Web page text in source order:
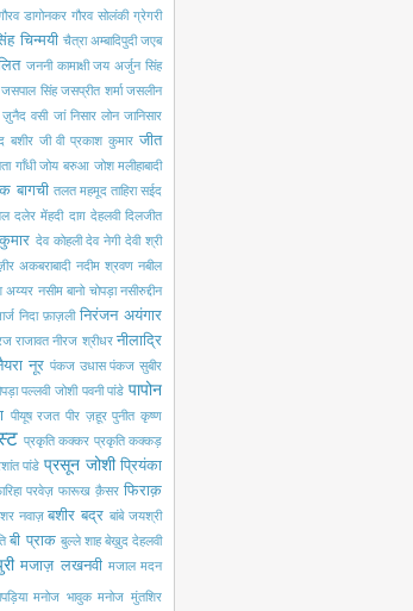
डागोनकर गौरव सोलंकी ग्रेगरी
चिन्मयी चैत्रा अम्बादिपुदी जएब
जननी कामाक्षी जय अर्जुन सिंह
जसपाल सिंह जसप्रीत शर्मा जसलीन
ज़ुनैद वसी जां निसार लोन जानिसार
बशीर जी वी प्रकाश कुमार जीत
गाँधी जोय बरुआ जोश मलीहाबादी
बागची तलत महमूद ताहिरा सईद
दलेर मेंहदी दाग़ देहलवी दिलजीत
देव कोहली देव नेगी देवी श्री
अकबराबादी नदीम श्रवण नबील
अय्यर नसीम बानो चोपड़ा नसीरुद्दीन
निदा फ़ाज़ली निरंजन अयंगार
राजावत नीरज श्रीधर नीलाद्रि
नूर पंकज उधास पंकज सुबीर
पल्लवी जोशी पवनी पांडे पापोन
पीयूष रजत पीर ज़हूर पुनीत कृष्ण
प्रकृति कक्कर प्रकृति कक्कड़
पांडे प्रसून जोशी प्रियंका
परवेज़ फारूख क़ैसर फिराक़
नवाज़ बशीर बद्र बांबे जयश्री
बी प्राक बुल्ले शाह बेख़ुद देहलवी
मजाज़ लखनवी मजाल मदन
मनोज भावुक मनोज मुंतशिर